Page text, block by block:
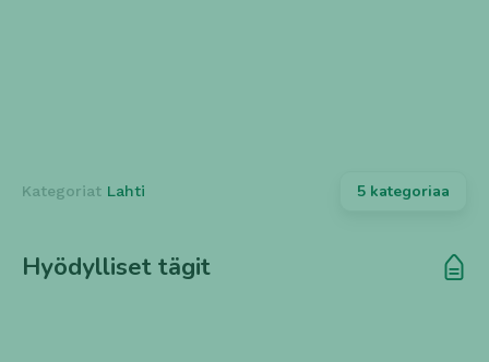
Kategoriat Lahti 5 kategoriaa
Hyödylliset tägit